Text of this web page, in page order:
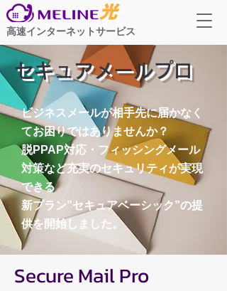
高速インターネットサービス
セキュアメールプロ
ビジネスメールが相手先に届かなく
てお困りではありませんか？
脱PPAP対応・フィッシングメール
対策など充実のセキュリティが実現
できる
新プラン”セキュアベーシック”の提
供を開始しました。
Secure Mail Pro